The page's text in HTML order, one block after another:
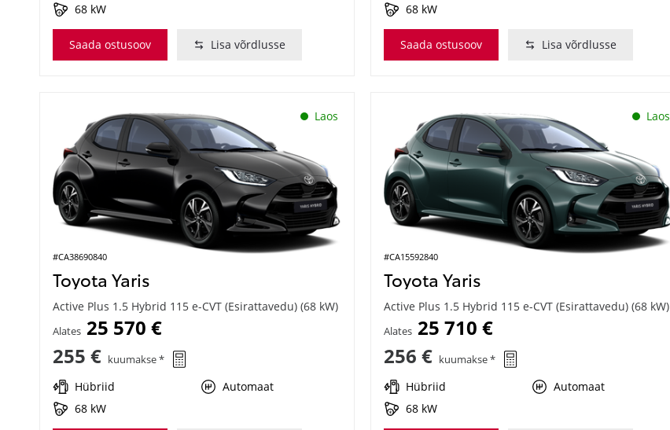
68 kW
Saada ostusoov Lisa võrdlusse
68 kW
Saada ostusoov Lisa võrdlusse
Laos
#CA38690840
Toyota Yaris
Active Plus 1.5 Hybrid 115 e-CVT (Esirattavedu) (68 kW)
Alates 25 570 €
255 € kuumakse *
Hübriid
Automaat
68 kW
Laos
#CA15592840
Toyota Yaris
Active Plus 1.5 Hybrid 115 e-CVT (Esirattavedu) (68 kW)
Alates 25 710 €
256 € kuumakse *
Hübriid
Automaat
68 kW